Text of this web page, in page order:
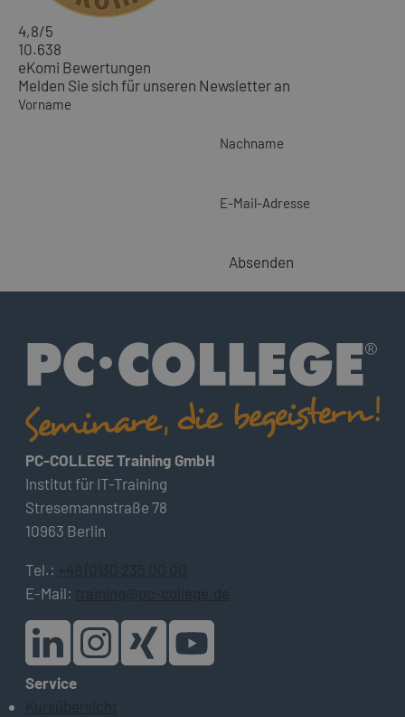
4,8/5
10.638
eKomi Bewertungen
Melden Sie sich für unseren Newsletter an
Vorname
Nachname
E-Mail-Adresse
Absenden
PC-COLLEGE Training GmbH
Institut für IT-Training
Stresemannstraße 78
10963 Berlin
Tel.: +49 (0)30 235 00 00
E-Mail: training@pc-college.de
Service
Kursübersicht